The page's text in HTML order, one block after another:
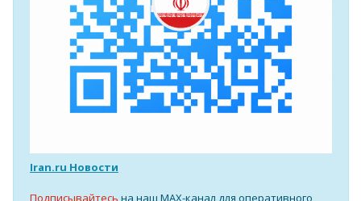
Iran.ru Новости
Подписывайтесь на наш MAX-канал для оперативного